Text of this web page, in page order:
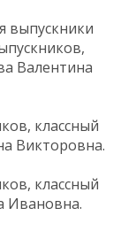
выпускники
Валентина
классный
Викторовна.
классный
Ивановна.